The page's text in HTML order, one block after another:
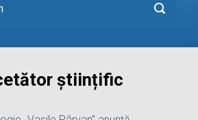
științific